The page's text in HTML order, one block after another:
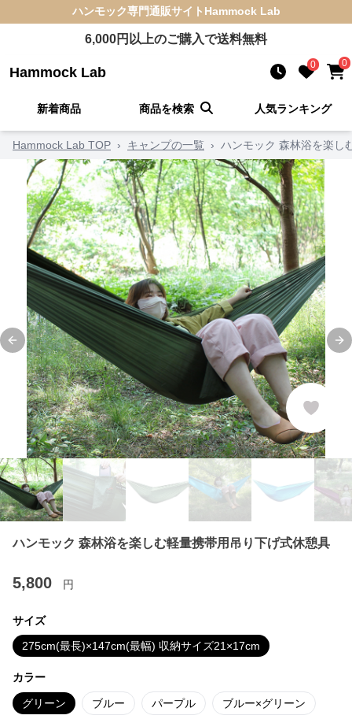
ハンモック専門通販サイト Hammock Lab
6,000円以上のご購入で送料無料
Hammock Lab 0 0
新着商品 商品を検索 人気ランキング
Hammock Lab TOP › キャンプの一覧 › ハンモック 森林浴を楽し
Previous slide
ハンモック 森林浴を楽しむ軽量携帯用吊り下げ式休憩具
5,800 円
サイズ
275cm(最長)×147cm(最幅) 収納サイズ21×17cm
カラー
グリーン ブルー パープル ブルー×グリーン